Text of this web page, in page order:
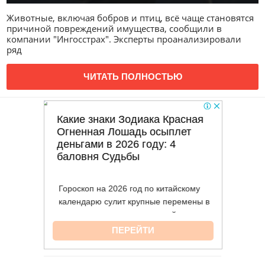
Животные, включая бобров и птиц, всё чаще становятся
причиной повреждений имущества, сообщили в
компании "Ингосстрах". Эксперты проанализировали
ряд
ЧИТАТЬ ПОЛНОСТЬЮ